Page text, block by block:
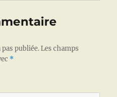
p
p
e er
publiée. Les champs
*